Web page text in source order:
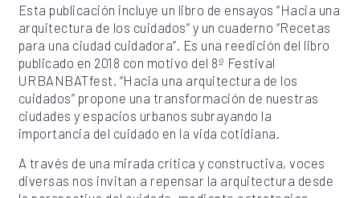
Esta publicación incluye un libro de ensayos “Hacia una
arquitectura de los cuidados” y un cuaderno “Recetas
para una ciudad cuidadora”. Es una reedición del libro
publicado en 2018 con motivo del 8º Festival
URBANBATfest. “Hacia una arquitectura de los
cuidados” propone una transformación de nuestras
ciudades y espacios urbanos subrayando la
importancia del cuidado en la vida cotidiana.
A través de una mirada crítica y constructiva, voces
diversas nos invitan a repensar la arquitectura desde